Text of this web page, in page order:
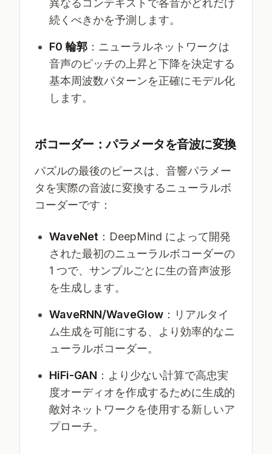
異なるコンテキストで各音がどれだけ
続くべきかを予測します。
F0 輪郭 ：ニューラルネットワークは
音声のピッチの上昇と下降を決定する
基本周波数パターンを正確にモデル化
します。
ボコーダー：パラメータを音波に変換
パズルの最後のピースは、音響パラメー
タを実際の音波に変換するニューラルボ
コーダーです：
WaveNet ：DeepMind によって開発
された最初のニューラルボコーダーの
1 つで、サンプルごとに生の音声波形
を生成します。
WaveRNN/WaveGlow ：リアルタイ
ム生成を可能にする、より効率的なニ
ューラルボコーダー。
HiFi-GAN ：より少ない計算で高忠実
度オーディオを作成するために生成的
敵対ネットワークを使用する新しいア
プローチ。